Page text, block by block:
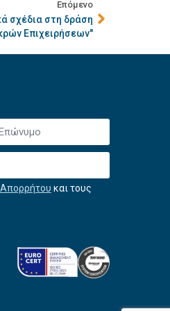
Επόμενο
σχέδια στη δράση
Επιχειρήσεων"
Απορρήτου και τους